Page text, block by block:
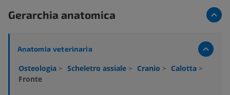
Gerarchia anatomica
Anatomia veterinaria
Osteologia > Scheletro assiale > Cranio > Calotta >
Fronte